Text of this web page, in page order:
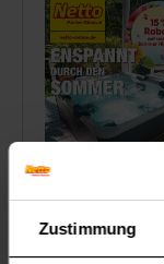
Zustimmung